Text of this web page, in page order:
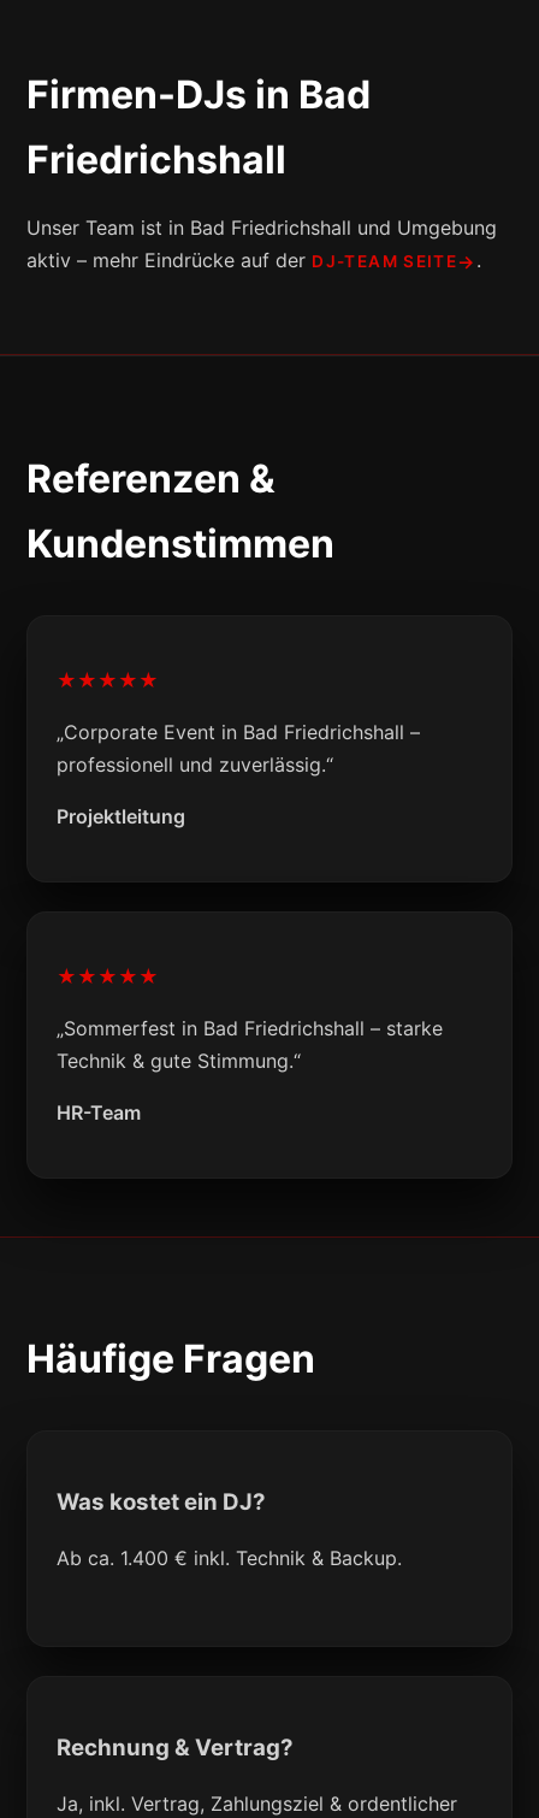
Firmen-DJs in Bad
Friedrichshall
Unser Team ist in Bad Friedrichshall und Umgebung
aktiv – mehr Eindrücke auf der DJ-TEAM SEITE .
Referenzen &
Kundenstimmen
★★★★★
„Corporate Event in Bad Friedrichshall –
professionell und zuverlässig.“
Projektleitung
★★★★★
„Sommerfest in Bad Friedrichshall – starke
Technik & gute Stimmung.“
HR-Team
Häufige Fragen
Was kostet ein DJ?
Ab ca. 1.400 € inkl. Technik & Backup.
Rechnung & Vertrag?
Ja, inkl. Vertrag, Zahlungsziel & ordentlicher